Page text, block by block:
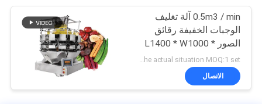
0.5m3 / min آلة تغليف
الوجبات الخفيفة رقائق
الصور L1400 * W1000 *
H1800mm
According to the actual situation MOQ:1 set
الاتصال